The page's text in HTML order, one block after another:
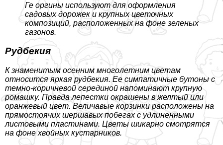
Ге opгины используют для оформления
садовых дорожек и крупных цветочных
композиций, расположенных на фоне зеленых
газонов.
Рудбекия
К знаменитым осенним многолетним цветам
относится яркая рудбекия. Ее симпатичные бутоны с
темно-коричневой серединой напоминают крупную
ромашку. Правда лепестки окрашены в желтый или
оранжевый цвет. Величавые корзинки расположены на
прямостоячих шершавых побегах с удлиненными
листовыми пластинами. Цветы шикарно смотрятся
на фоне хвойных кустарников.